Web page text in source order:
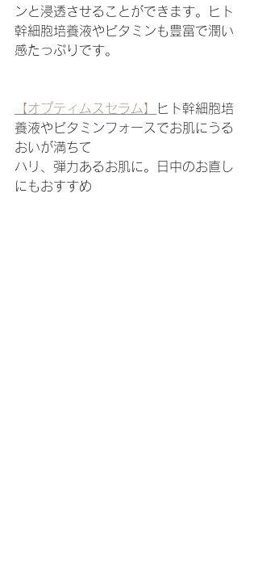
ンと浸透させることができます。ヒト
幹細胞培養液やビタミンも豊富で潤い
感たっぷりです。
【オプティムスセラム】
ヒト幹細胞培
養液やビタミンフォースでお肌にうる
おいが満ちて
ハリ、弾力あるお肌に。日中のお直し
にもおすすめ